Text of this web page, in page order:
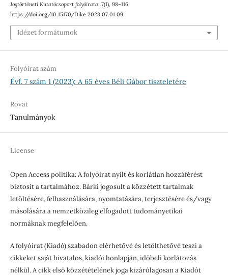
Jogtörténeti Kutatócsoport folyóirata, 7(1), 98–116.
https://doi.org/10.15170/Dike.2023.07.01.09
Idézet formátumok
Folyóirat szám
Évf. 7 szám 1 (2023): A 65 éves Béli Gábor tiszteletére
Rovat
Tanulmányok
License
Open Access politika: A folyóirat nyílt és korlátlan hozzáférést
biztosít a tartalmához. Bárki jogosult a közzétett tartalmak
letöltésére, felhasználására, nyomtatására, terjesztésére és/vagy
másolására a nemzetközileg elfogadott tudományetikai
normáknak megfelelően.
A folyóirat (Kiadó) szabadon elérhetővé és letölthetővé teszi a
cikkeket saját hivatalos, kiadói honlapján, időbeli korlátozás
nélkül. A cikk első közzétételének joga kizárólagosan a Kiadót